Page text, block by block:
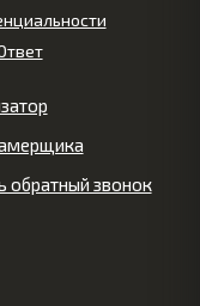
обратный звонок